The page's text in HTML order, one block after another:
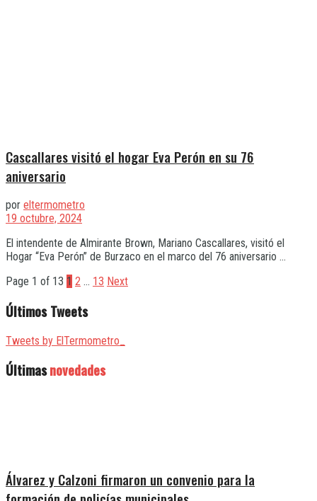
Cascallares visitó el hogar Eva Perón en su 76
aniversario
por eltermometro
19 octubre, 2024
El intendente de Almirante Brown, Mariano Cascallares, visitó el
Hogar “Eva Perón” de Burzaco en el marco del 76 aniversario ...
Page 1 of 13 1 2 … 13 Next
Últimos Tweets
Tweets by ElTermometro_
Últimasnovedades
Álvarez y Calzoni firmaron un convenio para la